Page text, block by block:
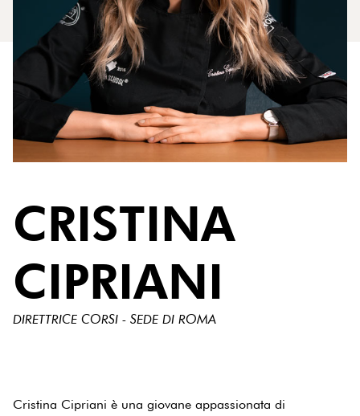
CRISTINA
CIPRIANI
DIRETTRICE CORSI - SEDE DI ROMA
Cristina Cipriani è una giovane appassionata di